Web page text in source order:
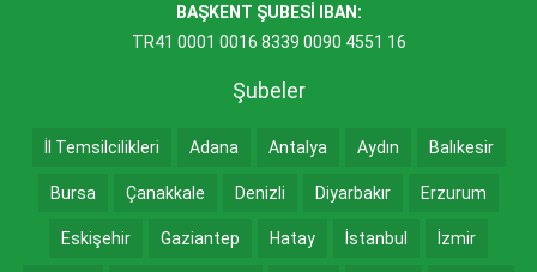
BAŞKENT ŞUBESİ IBAN:
TR41 0001 0016 8339 0090 4551 16
Şubeler
İl Temsilcilikleri Adana Antalya Aydın Balıkesir
Bursa Çanakkale Denizli Diyarbakır Erzurum
Eskişehir Gaziantep Hatay İstanbul İzmir